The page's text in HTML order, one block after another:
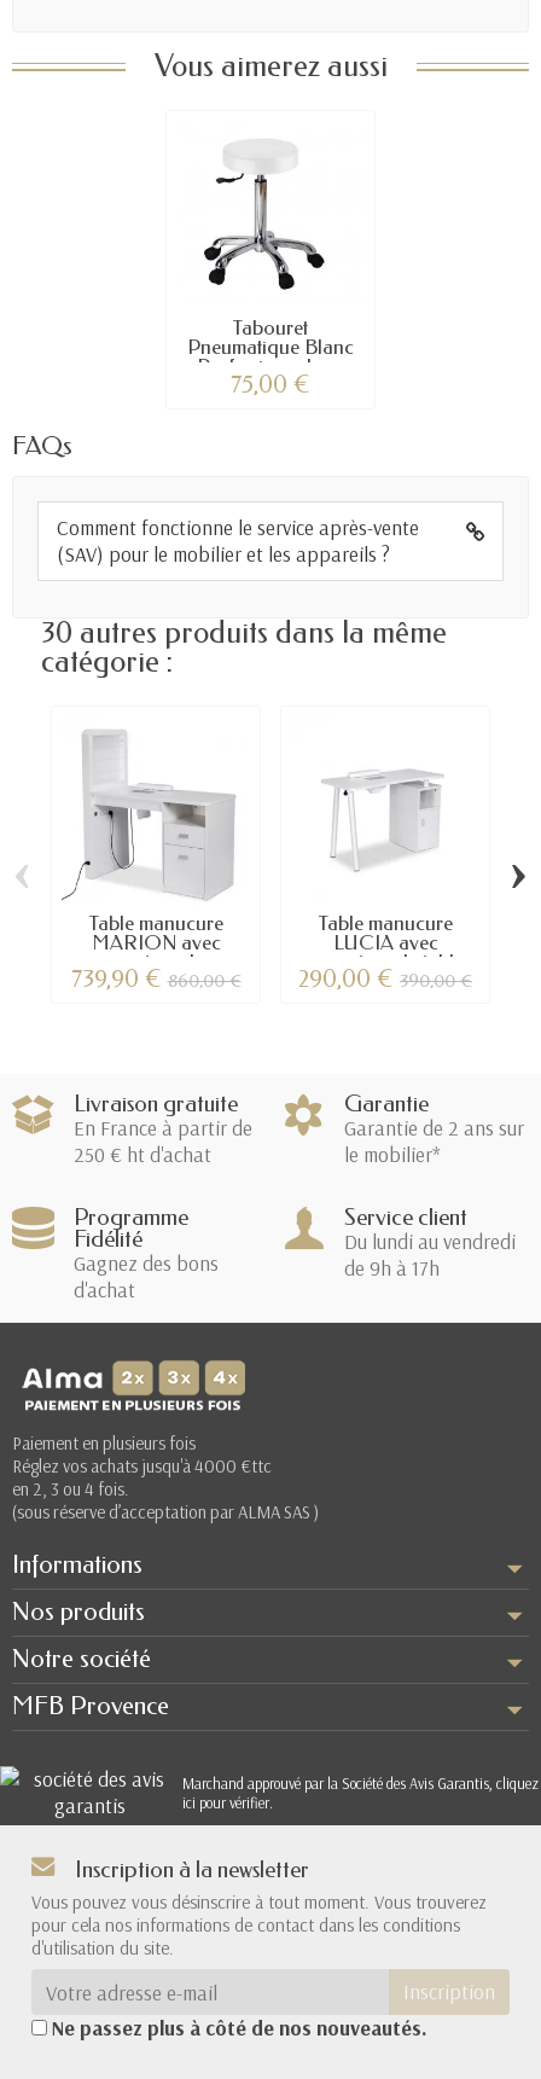
Vous aimerez aussi
Tabouret
Pneumatique Blanc
Professionnel –...
75,00 €
FAQs
Comment fonctionne le service après-vente
(SAV) pour le mobilier et les appareils ?
30 autres produits dans la même
catégorie :
Table manucure
MARION avec
aspirateur de...
739,90 €860,00 €
Table manucure
LUCIA avec
aspirateur de table
290,00 € 390,00 €
‹ ›
Livraison gratuite
En France à partir de
250 € ht d'achat
Garantie
Garantie de 2 ans sur
le mobilier*
Programme
Fidélité
Gagnez des bons
d'achat
Service client
Du lundi au vendredi
de 9h à 17h
Paiement en plusieurs fois
Réglez vos achats jusqu'à 4000 €ttc
en 2, 3 ou 4 fois.
(sous réserve d’acceptation par ALMA SAS )
Informations
Nos produits
Notre société
MFB Provence
Marchand approuvé par la Société des Avis Garantis, cliquez
ici pour vérifier.
Inscription à la newsletter
Vous pouvez vous désinscrire à tout moment. Vous trouverez
pour cela nos informations de contact dans les conditions
d'utilisation du site.
Inscription
Ne passez plus à côté de nos nouveautés.